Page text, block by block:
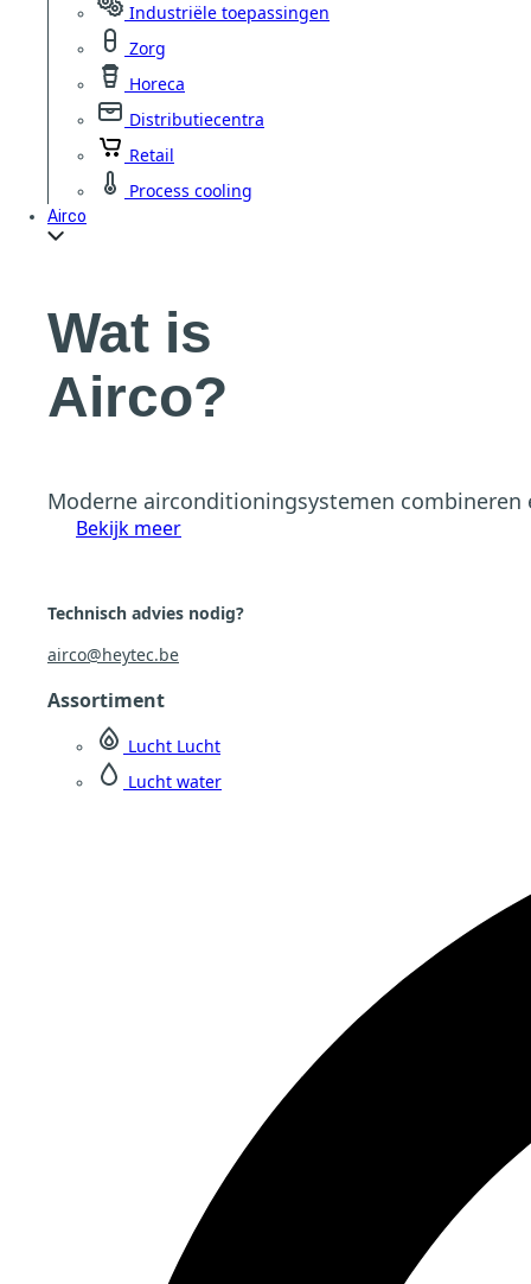
Industriële toepassingen
Zorg
Horeca
Distributiecentra
Retail
Process cooling
Airco
Wat is
Airco?
Moderne airconditioningsystemen
Bekijk meer
Technisch advies nodig?
airco@heytec.be
Assortiment
Lucht Lucht
Lucht water